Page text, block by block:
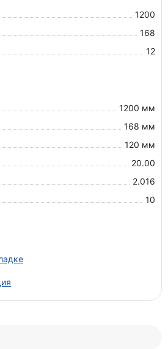
1200
168
12
1200 мм
168 мм
120 мм
20.00
2.016
10